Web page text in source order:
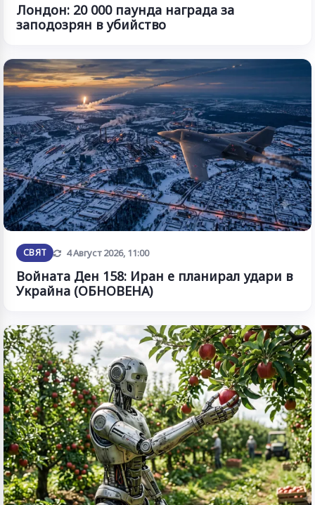
Лондон: 20 000 паунда награда за
заподозрян в убийство
СВЯТ Обновена
4 Август 2026, 11:00
Войната Ден 158: Иран е планирал удари в
Украйна (ОБНОВЕНА)